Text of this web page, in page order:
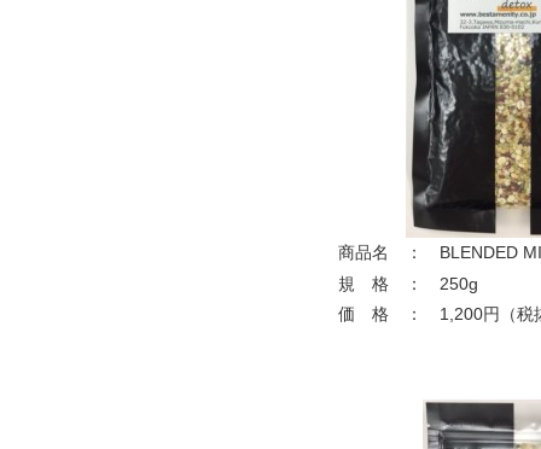
商品名 ： BLENDED
規 格 ： 250g
価 格 ： 1,200円（税